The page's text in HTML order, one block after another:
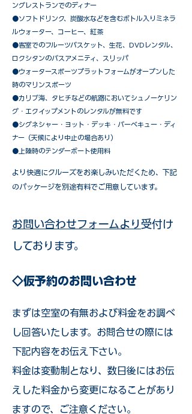
ングレストランでのディナー
●ソフトドリンク、炭酸水などを含むボトル入りミネラ
ルウォーター、コーヒー、紅茶
●客室でのフルーツバスケット、生花、DVDレンタル、
ロクシタンのバスアメニティ、スリッパ
●ウォータースポーツプラットフォームがオープンした
時のマリンスポーツ
●カリブ海、タヒチなどの航路においてシュノーケリン
グ・エクイップメントのレンタルが無料です
​●シグネシャー・ヨット・デッキ・バーベキュー・ディ
ナー（天候により中止の場合あり）
●上陸時のテンダーボート使用料
​より快適にクルーズをお楽しみいただくため、下記
のパッケージを別途有料でご用意しています。​
お問い合わせフォームより 受付け
しております。
◇仮予約のお問い合わせ
まずは空室の有無および料金をお調べ
し回答いたします。お問合せの際には
下記内容をお伝え下さい。
料金は変動制となり、数日後にはお伝
えした料金から変更になることがあり
ますので、ご注意ください。